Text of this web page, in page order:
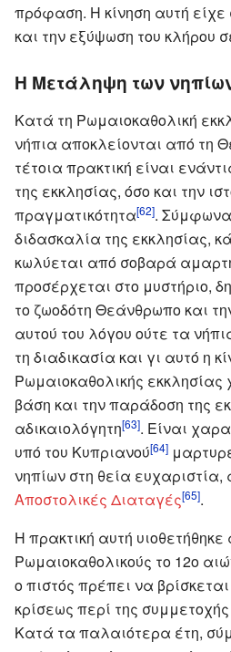
πρόφαση. Η κίνηση αυτή
και την εξύψωση του κλήρου
Η Μετάληψη των
Κατά τη Ρωμαιοκαθολική
νήπια αποκλείονται από τη
τέτοια πρακτική είναι
της εκκλησίας, όσο και την
πραγματικότητα[62]. Σύμφωνα
διδασκαλία της εκκλησίας,
κωλύεται από σοβαρά
προσέρχεται στο μυστήριο,
το ζωοδότη Θεάνθρωπο και
αυτού του λόγου ούτε τα
τη διαδικασία και γι αυτό η
Ρωμαιοκαθολικής εκκλησίας
βάση και την παράδοση της
αδικαιολόγητη[63]. Είναι
υπό του Κυπριανού[64]
νηπίων στη θεία ευχαριστία,
Αποστολικές Διαταγές[65].
Η πρακτική αυτή υιοθετήθηκε
Ρωμαιοκαθολικούς το 12ο
ο πιστός πρέπει να
κρίσεως περί της
Κατά τα παλαιότερα έτη,